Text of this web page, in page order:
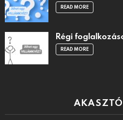
READ MORE
Régi
READ MORE